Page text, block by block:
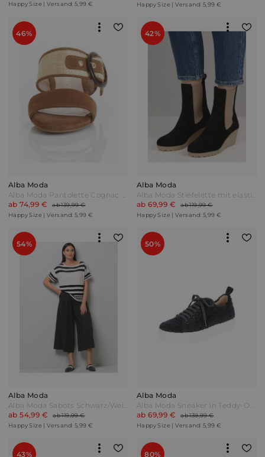
Happy Size | Versand: 5,99 €
Happy Size | Versand: 5,99 €
46%
Alba Moda
Alba Moda Pantolette Cognac Braun
ab 74,99 €
ab 139,99 €
Happy Size | Versand: 5,99 €
42%
Alba Moda
Alba Moda Stiefelette mit elastischen Einsätzen Schwarz/Beige
ab 69,99 €
ab 119,99 €
Happy Size | Versand: 5,99 €
54%
Alba Moda
Alba Moda Sabots Schwarz/Weiß
ab 54,99 €
ab 119,99 €
Happy Size | Versand: 5,99 €
50%
Alba Moda
Alba Moda Sneaker in Teddy-Optik Dunkelblau
ab 69,99 €
ab 139,99 €
Happy Size | Versand: 5,99 €
43% 80%